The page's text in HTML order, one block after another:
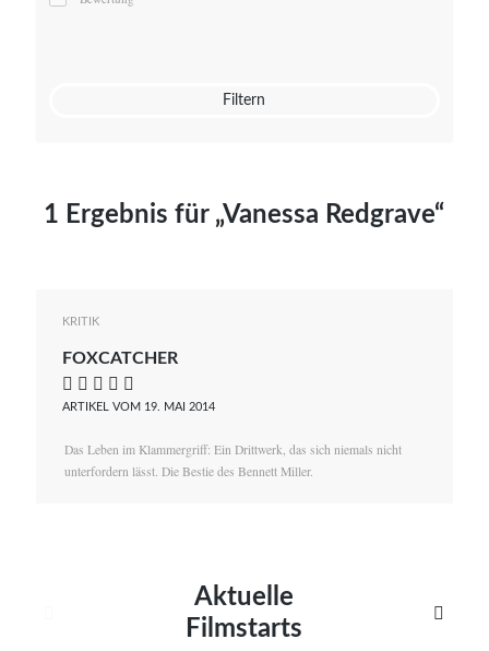
Mato von Vogelstein
Filtern
1 Ergebnis für „Vanessa Redgrave“
KRITIK
FOXCATCHER
    
ARTIKEL VOM 19. MAI 2014
Das Leben im Klammergriff: Ein Drittwerk, das sich niemals nicht
unterfordern lässt. Die Bestie des Bennett Miller.
Aktuelle
Filmstarts
